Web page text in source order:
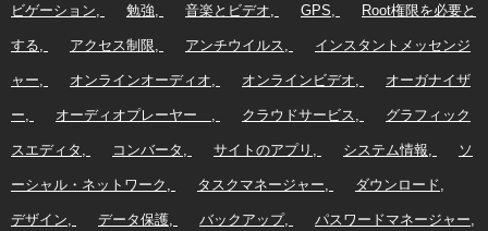
ビゲーション 勉強 音楽とビデオ GPS Root権限を必要と
する アクセス制限 アンチウイルス インスタントメッセンジ
ャー オンラインオーディオ オンラインビデオ オーガナイザ
ー オーディオプレーヤー クラウドサービス グラフィック
スエディタ コンバータ サイトのアプリ システム情報 ソ
ーシャル・ネットワーク タスクマネージャー ダウンロード
デザイン データ保護 バックアップ パスワードマネージャー